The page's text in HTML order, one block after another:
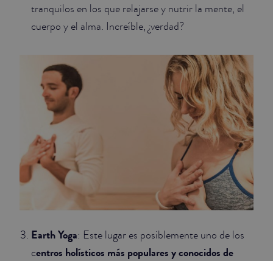
tranquilos en los que relajarse y nutrir la mente, el
cuerpo y el alma. Increíble, ¿verdad?
Earth Yoga: Este lugar es posiblemente uno de los
centros holísticos más populares y conocidos de